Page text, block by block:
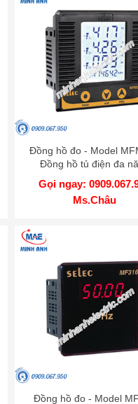
Đồng hồ đo - Model
Đồng hồ tủ điện đa
Gọi ngay:
Ms.Châu
Đồng hồ đo - Model